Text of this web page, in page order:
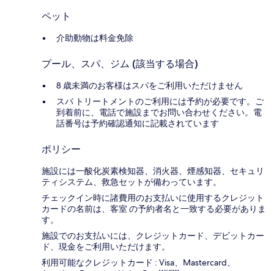
ペット
介助動物は料金免除
プール、スパ、ジム (該当する場合)
8 歳未満のお客様はスパをご利用いただけません
スパ トリートメントのご利用には予約が必要です。ご
到着前に、電話で施設までお問い合わせください。電
話番号は予約確認通知に記載されています
ポリシー
施設には一酸化炭素検知器、消火器、煙感知器、セキュリ
ティシステム、救急セットが備わっています。
チェックイン時に諸費用のお支払いに使用するクレジット
カードの名前は、客室 の予約者名と一致する必要がありま
す。
施設でのお支払いには、クレジットカード、デビットカー
ド、現金をご利用いただけます。
利用可能なクレジットカード : Visa、Mastercard、